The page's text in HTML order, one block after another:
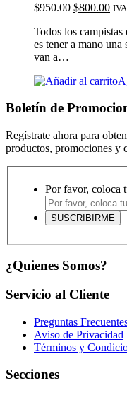
$950.00 $800.00
Todos los
es tener a mano una
van a…
Boletín de
Regístrate ahora para
productos, promociones y
Por favor, coloca
¿Quienes Somos?
Servicio al Cliente
Preguntas
Aviso de Privacidad
Términos y
Secciones